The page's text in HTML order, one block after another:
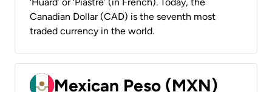
‘Huard’ or ‘Piastre’ (in French). Today, the
Canadian Dollar (CAD) is the seventh most
traded currency in the world.
Mexican Peso (MXN)